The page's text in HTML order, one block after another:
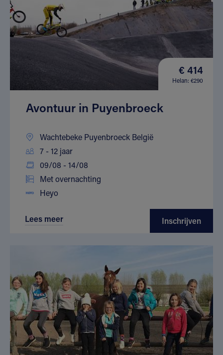
€ 414
Helan: €290
Avontuur in Puyenbroeck
Wachtebeke Puyenbroeck België
7 - 12 jaar
09/08 - 14/08
Met overnachting
Heyo
Lees meer Inschrijven